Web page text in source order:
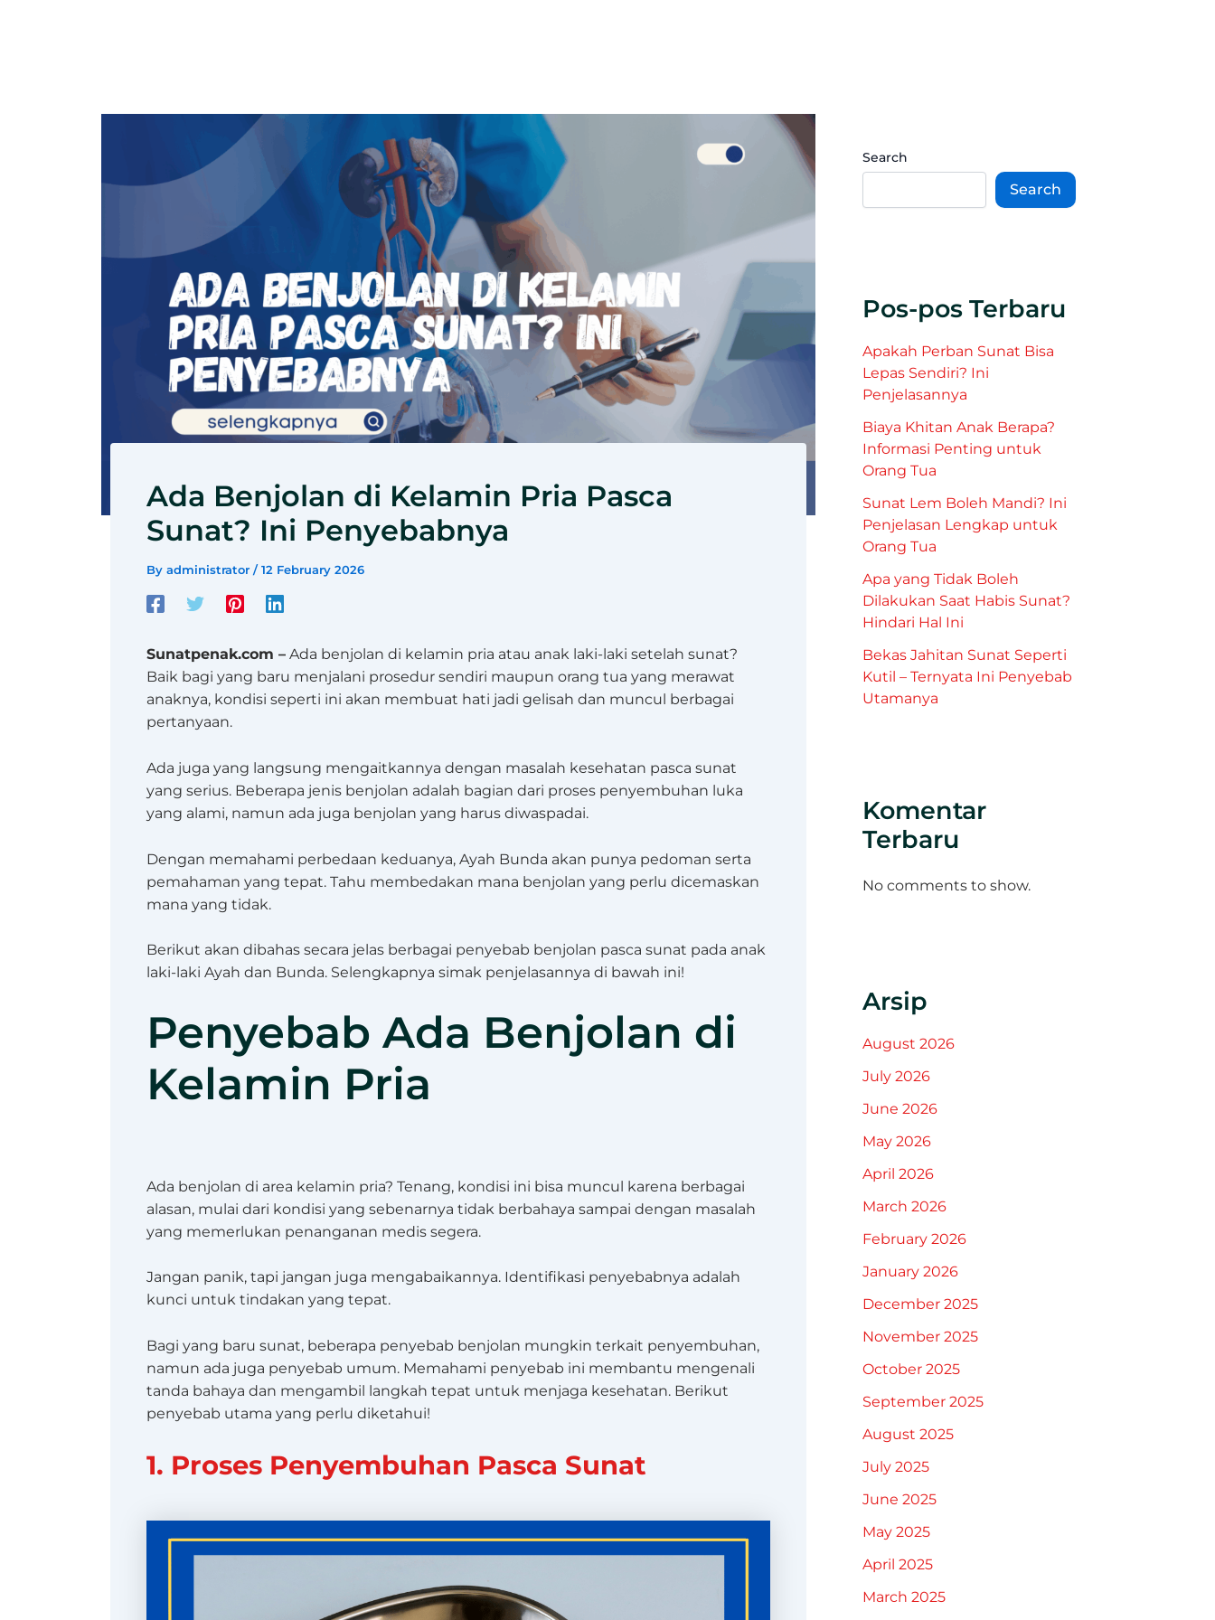
Ada Benjolan di Kelamin Pria Pasca
Sunat? Ini Penyebabnya
By administrator /12 February 2026
Sunatpenak.com – Ada benjolan di kelamin pria atau anak laki-laki setelah sunat?
Baik bagi yang baru menjalani prosedur sendiri maupun orang tua yang merawat
anaknya, kondisi seperti ini akan membuat hati jadi gelisah dan muncul berbagai
pertanyaan.
Ada juga yang langsung mengaitkannya dengan masalah kesehatan pasca sunat
yang serius. Beberapa jenis benjolan adalah bagian dari proses penyembuhan luka
yang alami, namun ada juga benjolan yang harus diwaspadai.
Dengan memahami perbedaan keduanya, Ayah Bunda akan punya pedoman serta
pemahaman yang tepat. Tahu membedakan mana benjolan yang perlu dicemaskan
mana yang tidak.
Berikut akan dibahas secara jelas berbagai penyebab benjolan pasca sunat pada anak
laki-laki Ayah dan Bunda. Selengkapnya simak penjelasannya di bawah ini!
Penyebab Ada Benjolan di
Kelamin Pria
Ada benjolan di area kelamin pria? Tenang, kondisi ini bisa muncul karena berbagai
alasan, mulai dari kondisi yang sebenarnya tidak berbahaya sampai dengan masalah
yang memerlukan penanganan medis segera.
Jangan panik, tapi jangan juga mengabaikannya. Identifikasi penyebabnya adalah
kunci untuk tindakan yang tepat.
Bagi yang baru sunat, beberapa penyebab benjolan mungkin terkait penyembuhan,
namun ada juga penyebab umum. Memahami penyebab ini membantu mengenali
tanda bahaya dan mengambil langkah tepat untuk menjaga kesehatan. Berikut
penyebab utama yang perlu diketahui!
1. Proses Penyembuhan Pasca Sunat
Search
Search
Pos-pos Terbaru
Apakah Perban Sunat Bisa
Lepas Sendiri? Ini
Penjelasannya
Biaya Khitan Anak Berapa?
Informasi Penting untuk
Orang Tua
Sunat Lem Boleh Mandi? Ini
Penjelasan Lengkap untuk
Orang Tua
Apa yang Tidak Boleh
Dilakukan Saat Habis Sunat?
Hindari Hal Ini
Bekas Jahitan Sunat Seperti
Kutil – Ternyata Ini Penyebab
Utamanya
Komentar
Terbaru
No comments to show.
Arsip
August 2026
July 2026
June 2026
May 2026
April 2026
March 2026
February 2026
January 2026
December 2025
November 2025
October 2025
September 2025
August 2025
July 2025
June 2025
May 2025
April 2025
March 2025